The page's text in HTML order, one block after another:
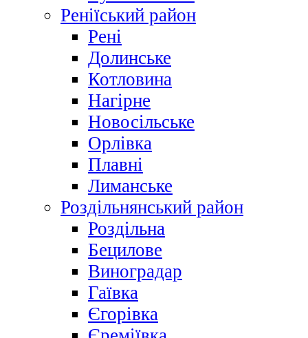
Реніїський район
Рені
Долинське
Котловина
Нагірне
Новосільське
Орлівка
Плавні
Лиманське
Роздільнянський район
Роздільна
Бецилове
Виноградар
Гаївка
Єгорівка